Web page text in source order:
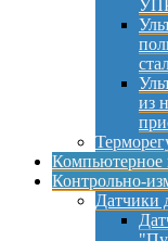
из
Компьютерное
Контрольно-
Датчики